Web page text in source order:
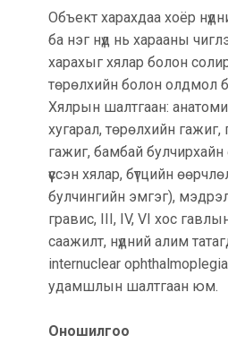
Нүдний урд хэсгийн бүх
хийх, хүүхэн харааны
эвэрлэгийн мурийлт,
нүдний ёроол, харааны
нүдний даралтыг хэмжих.
Оношилгоо, эмчилгээний
вон (LASEK), 2,700,000 вон
Объект харахдаа хоёр
ба нэг нүд нь харааны
харахыг хялар болон
төрөлхийн болон олдмол
Хялрын шалтгаан:
хугарал, төрөлхийн
гажиг, бамбай
үүссэн хялар, бүтцийн
булчингийн эмгэг),
гравис, III, IV, VI хос
саажилт, нүдний алим
internuclear
удамшлын шалтгаан юм.
Оношилгоо